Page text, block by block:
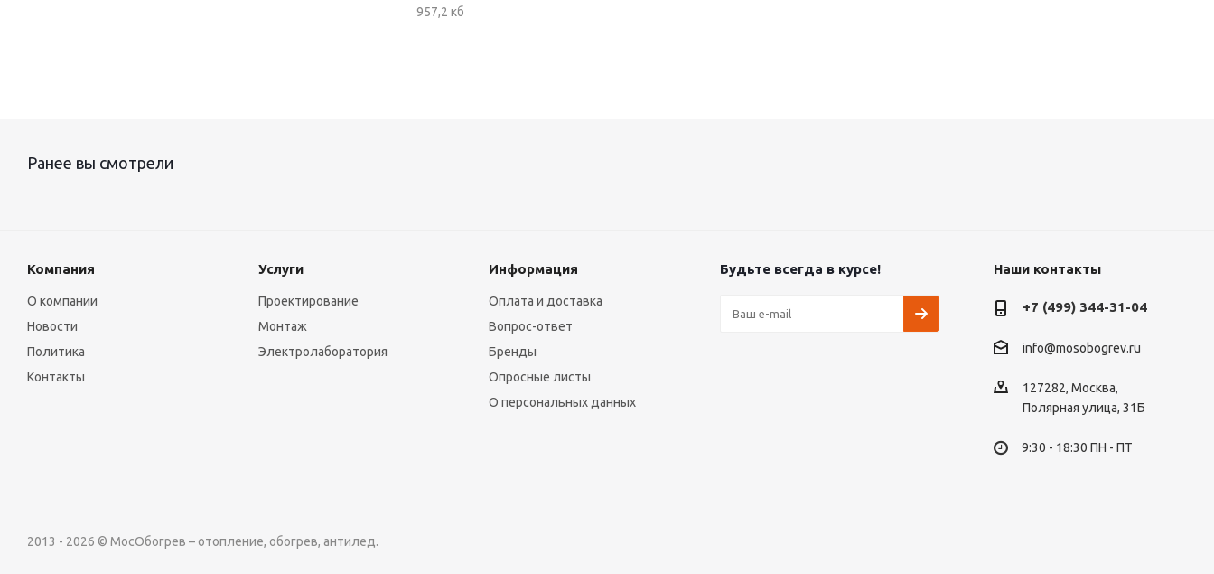
957,2 кб
Ранее вы смотрели
Компания
О компании
Новости
Политика
Контакты
Услуги
Проектирование
Монтаж
Электролаборатория
Информация
Оплата и доставка
Вопрос-ответ
Бренды
Опросные листы
О персональных данных
Будьте всегда в курсе! Наши контакты
+7 (499) 344-31-04
info@mosobogrev.ru
127282, Москва,
Полярная улица, 31Б
9:30 - 18:30 ПН - ПТ
2013 - 2026 © МосОбогрев – отопление, обогрев, антилед.